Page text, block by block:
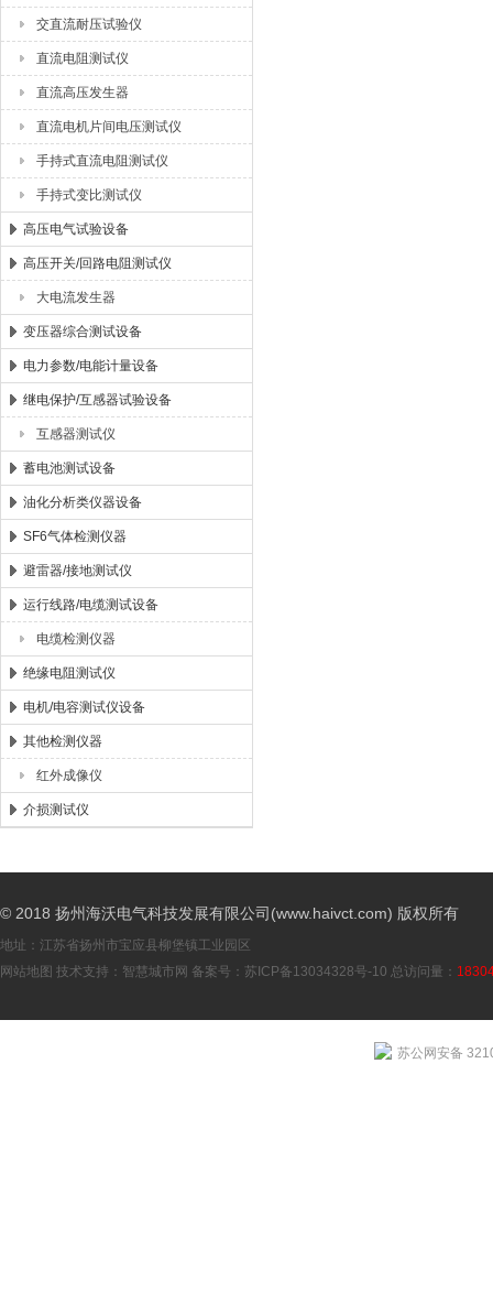
交直流耐压试验仪
直流电阻测试仪
直流高压发生器
直流电机片间电压测试仪
手持式直流电阻测试仪
手持式变比测试仪
高压电气试验设备
高压开关/回路电阻测试仪
大电流发生器
变压器综合测试设备
电力参数/电能计量设备
继电保护/互感器试验设备
互感器测试仪
蓄电池测试设备
油化分析类仪器设备
SF6气体检测仪器
避雷器/接地测试仪
运行线路/电缆测试设备
电缆检测仪器
绝缘电阻测试仪
电机/电容测试仪设备
其他检测仪器
红外成像仪
介损测试仪
© 2018 扬州海沃电气科技发展有限公司(www.haivct.com) 版权所有
地址：江苏省扬州市宝应县柳堡镇工业园区
网站地图 技术支持： 智慧城市网 备案号： 苏ICP备13034328号-10 总访问量：
苏公网安备